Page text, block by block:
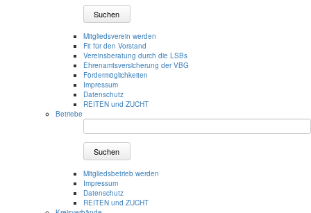
Suchen
Mitgliedsverein werden
Fit für den Vorstand
Vereinsberatung durch die LSBs
Ehrenamtsversicherung der VBG
Fördermöglichkeiten
Impressum
Datenschutz
REITEN und ZUCHT
Betriebe
Suchen
Mitgliedsbetrieb werden
Impressum
Datenschutz
REITEN und ZUCHT